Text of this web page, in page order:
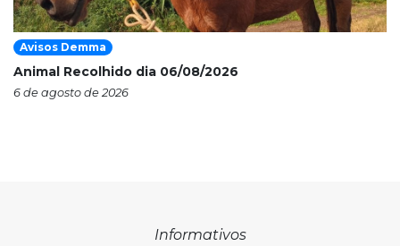
Avisos Demma
Animal Recolhido dia 06/08/2026
6 de agosto de 2026
Informativos